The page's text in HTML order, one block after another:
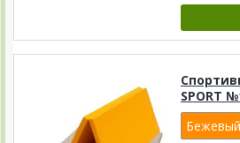
SPORT
Бежевый